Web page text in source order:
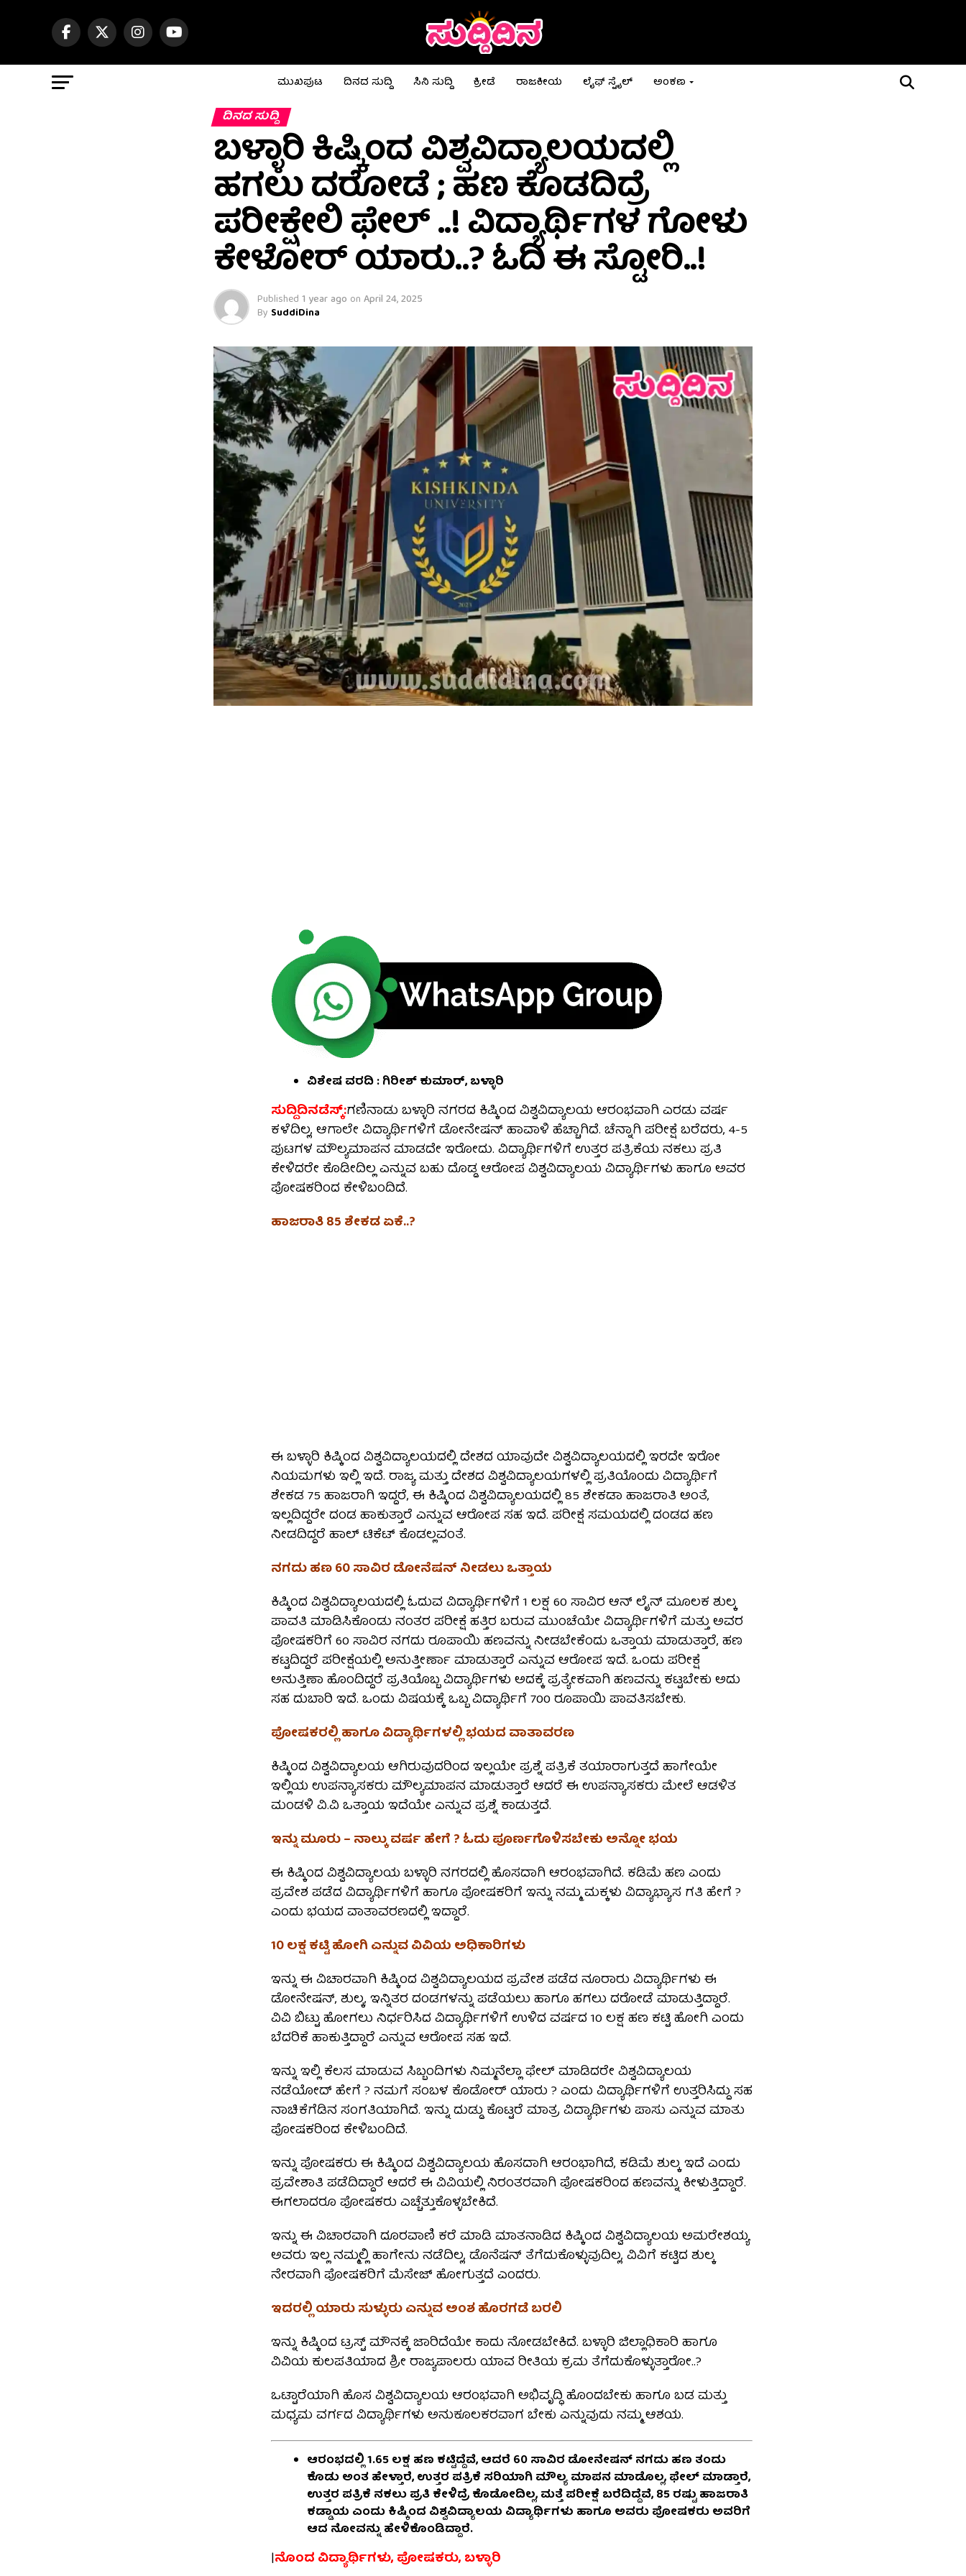
ಮುಖಪುಟ ದಿನದ ಸುದ್ದಿ ಸಿನಿ ಸುದ್ದಿ ಕ್ರೀಡೆ ರಾಜಕೀಯ ಲೈಫ್ ಸ್ಟೈಲ್ ಅಂಕಣ
ದಿನದ ಸುದ್ದಿ
ಬಳ್ಳಾರಿ ಕಿಷ್ಕಿಂದ ವಿಶ್ವವಿದ್ಯಾಲಯದಲ್ಲಿ
ಹಗಲು ದರೋಡೆ ; ಹಣ ಕೊಡದಿದ್ರೆ
ಪರೀಕ್ಷೇಲಿ ಫೇಲ್ ..! ವಿದ್ಯಾರ್ಥಿಗಳ ಗೋಳು
ಕೇಳೋರ್ ಯಾರು..? ಓದಿ ಈ ಸ್ಟೋರಿ..!
Published 1 year ago on April 24, 2025
By SuddiDina
ವಿಶೇಷ ವರದಿ : ಗಿರೀಶ್ ಕುಮಾರ್, ಬಳ್ಳಾರಿ
ಸುದ್ದಿದಿನಡೆಸ್ಕ್:ಗಣಿನಾಡು ಬಳ್ಳಾರಿ ನಗರದ ಕಿಷ್ಕಿಂದ ವಿಶ್ವವಿದ್ಯಾಲಯ ಆರಂಭವಾಗಿ ಎರಡು ವರ್ಷ
ಕಳೆದಿಲ್ಲ, ಆಗಾಲೇ ವಿದ್ಯಾರ್ಥಿಗಳಿಗೆ ಡೋನೇಷನ್ ಹಾವಾಳಿ ಹೆಚ್ಚಾಗಿದೆ. ಚೆನ್ನಾಗಿ ಪರೀಕ್ಷೆ ಬರೆದರು, 4-5
ಪುಟಗಳ ಮೌಲ್ಯಮಾಪನ ಮಾಡದೇ ಇರೋದು. ವಿದ್ಯಾರ್ಥಿಗಳಿಗೆ ಉತ್ತರ ಪತ್ರಿಕೆಯ ನಕಲು ಪ್ರತಿ
ಕೇಳಿದರೇ ಕೊಡೀದಿಲ್ಲ ಎನ್ನುವ ಬಹು ದೊಡ್ಡ ಆರೋಪ ವಿಶ್ವವಿದ್ಯಾಲಯ ವಿದ್ಯಾರ್ಥಿಗಳು ಹಾಗೂ ಅವರ
ಪೋಷಕರಿಂದ ಕೇಳಿಬಂದಿದೆ.
ಹಾಜರಾತಿ 85 ಶೇಕಡ ಏಕೆ..?
ಈ ಬಳ್ಳಾರಿ ಕಿಷ್ಕಿಂದ ವಿಶ್ವವಿದ್ಯಾಲಯದಲ್ಲಿ ದೇಶದ ಯಾವುದೇ ವಿಶ್ವವಿದ್ಯಾಲಯದಲ್ಲಿ ಇರದೇ ಇರೋ
ನಿಯಮಗಳು ಇಲ್ಲಿ ಇದೆ. ರಾಜ್ಯ ಮತ್ತು ದೇಶದ ವಿಶ್ವವಿದ್ಯಾಲಯಗಳಲ್ಲಿ ಪ್ರತಿಯೊಂದು ವಿದ್ಯಾರ್ಥಿಗೆ
ಶೇಕಡ 75 ಹಾಜರಾಗಿ ಇದ್ದರೆ, ಈ ಕಿಷ್ಕಿಂದ ವಿಶ್ವವಿದ್ಯಾಲಯದಲ್ಲಿ 85 ಶೇಕಡಾ ಹಾಜರಾತಿ ಅಂತೆ,
ಇಲ್ಲದಿದ್ದರೇ ದಂಡ ಹಾಕುತ್ತಾರೆ ಎನ್ನುವ ಆರೋಪ ಸಹ ಇದೆ. ಪರೀಕ್ಷೆ ಸಮಯದಲ್ಲಿ ದಂಡದ ಹಣ
ನೀಡದಿದ್ದರೆ ಹಾಲ್ ಟಿಕೆಟ್ ಕೊಡಲ್ಲವಂತೆ.
ನಗದು ಹಣ 60 ಸಾವಿರ ಡೋನೆಷನ್ ನೀಡಲು ಒತ್ತಾಯ
ಕಿಷ್ಕಿಂದ ವಿಶ್ವವಿದ್ಯಾಲಯದಲ್ಲಿ ಓದುವ ವಿದ್ಯಾರ್ಥಿಗಳಿಗೆ 1 ಲಕ್ಷ 60 ಸಾವಿರ ಆನ್ ಲೈನ್ ಮೂಲಕ ಶುಲ್ಕ
ಪಾವತಿ ಮಾಡಿಸಿಕೊಂಡು ನಂತರ ಪರೀಕ್ಷೆ ಹತ್ತಿರ ಬರುವ ಮುಂಚೆಯೇ ವಿದ್ಯಾರ್ಥಿಗಳಿಗೆ ಮತ್ತು ಅವರ
ಪೋಷಕರಿಗೆ 60 ಸಾವಿರ ನಗದು ರೂಪಾಯಿ ಹಣವನ್ನು ನೀಡಬೇಕೆಂದು ಒತ್ತಾಯ ಮಾಡುತ್ತಾರೆ, ಹಣ
ಕಟ್ಟದಿದ್ದರೆ ಪರೀಕ್ಷೆಯಲ್ಲಿ ಅನುತ್ತೀರ್ಣಾ ಮಾಡುತ್ತಾರೆ ಎನ್ನುವ ಆರೋಪ ಇದೆ. ಒಂದು ಪರೀಕ್ಷೆ
ಅನುತ್ತಿಣಾ ಹೊಂದಿದ್ದರೆ ಪ್ರತಿಯೊಬ್ಬ ವಿದ್ಯಾರ್ಥಿಗಳು ಅದಕ್ಕೆ ಪ್ರತ್ಯೇಕವಾಗಿ ಹಣವನ್ನು ಕಟ್ಟಬೇಕು ಅದು
ಸಹ ದುಬಾರಿ ಇದೆ. ಒಂದು ವಿಷಯಕ್ಕೆ ಒಬ್ಬ ವಿದ್ಯಾರ್ಥಿಗೆ 700 ರೂಪಾಯಿ ಪಾವತಿಸಬೇಕು.
ಪೋಷಕರಲ್ಲಿ ಹಾಗೂ ವಿದ್ಯಾರ್ಥಿಗಳಲ್ಲಿ ಭಯದ ವಾತಾವರಣ
ಕಿಷ್ಕಿಂದ ವಿಶ್ವವಿದ್ಯಾಲಯ ಆಗಿರುವುದರಿಂದ ಇಲ್ಲಯೇ ಪ್ರಶ್ನೆ ಪತ್ರಿಕೆ ತಯಾರಾಗುತ್ತದೆ ಹಾಗೇಯೇ
ಇಲ್ಲಿಯ ಉಪನ್ಯಾಸಕರು ಮೌಲ್ಯಮಾಪನ ಮಾಡುತ್ತಾರೆ ಆದರೆ ಈ ಉಪನ್ಯಾಸಕರು ಮೇಲೆ ಆಡಳಿತ
ಮಂಡಳಿ ವಿ.ವಿ ಒತ್ತಾಯ ಇದೆಯೇ ಎನ್ನುವ ಪ್ರಶ್ನೆ ಕಾಡುತ್ತದೆ.
ಇನ್ನು ಮೂರು – ನಾಲ್ಕು ವರ್ಷ ಹೇಗೆ ? ಓದು ಪೂರ್ಣಗೊಳಿಸಬೇಕು ಅನ್ನೋ ಭಯ
ಈ ಕಿಷ್ಕಿಂದ ವಿಶ್ವವಿದ್ಯಾಲಯ ಬಳ್ಳಾರಿ ನಗರದಲ್ಲಿ ಹೊಸದಾಗಿ ಆರಂಭವಾಗಿದೆ. ಕಡಿಮೆ ಹಣ ಎಂದು
ಪ್ರವೇಶ ಪಡೆದ ವಿದ್ಯಾರ್ಥಿಗಳಿಗೆ ಹಾಗೂ ಪೋಷಕರಿಗೆ ಇನ್ನು ನಮ್ಮ ಮಕ್ಕಳು ವಿದ್ಯಾಭ್ಯಾಸ ಗತಿ ಹೇಗೆ ?
ಎಂದು ಭಯದ ವಾತಾವರಣದಲ್ಲಿ‌ ಇದ್ದಾರೆ.
10 ಲಕ್ಷ ಕಟ್ಟಿ ಹೋಗಿ ಎನ್ನುವ ವಿವಿಯ ಅಧಿಕಾರಿಗಳು
ಇನ್ನು ಈ ವಿಚಾರವಾಗಿ ಕಿಷ್ಕಿಂದ ವಿಶ್ವವಿದ್ಯಾಲಯದ ಪ್ರವೇಶ ಪಡೆದ ನೂರಾರು ವಿದ್ಯಾರ್ಥಿಗಳು ಈ
ಡೋನೇಷನ್, ಶುಲ್ಕ, ಇನ್ನಿತರ ದಂಡಗಳನ್ನು ಪಡೆಯಲು ಹಾಗೂ ಹಗಲು ದರೋಡೆ ಮಾಡುತ್ತಿದ್ದಾರೆ.
ವಿವಿ ಬಿಟ್ಟು ಹೋಗಲು ನಿರ್ಧರಿಸಿದ ವಿದ್ಯಾರ್ಥಿಗಳಿಗೆ ಉಳಿದ ವರ್ಷದ 10 ಲಕ್ಷ ಹಣ ಕಟ್ಟಿ ಹೋಗಿ ಎಂದು
ಬೆದರಿಕೆ ಹಾಕುತ್ತಿದ್ದಾರೆ ಎನ್ನುವ ಆರೋಪ ಸಹ ಇದೆ.
ಇನ್ನು ಇಲ್ಲಿ ಕೆಲಸ ಮಾಡುವ ಸಿಬ್ಬಂದಿಗಳು ನಿಮ್ಮನೆಲ್ಲಾ ಫೇಲ್ ಮಾಡಿದರೇ ವಿಶ್ವವಿದ್ಯಾಲಯ
ನಡೆಯೋದ್ ಹೇಗೆ ? ನಮಗೆ ಸಂಬಳ ಕೊಡೋರ್ ಯಾರು ? ಎಂದು ವಿದ್ಯಾರ್ಥಿಗಳಿಗೆ ಉತ್ತರಿಸಿದ್ದು ಸಹ
ನಾಚಿಕೆಗೆಡಿನ ಸಂಗತಿಯಾಗಿದೆ. ಇನ್ನು ದುಡ್ಡು ಕೊಟ್ಟರೆ ಮಾತ್ರ ವಿದ್ಯಾರ್ಥಿಗಳು ಪಾಸು ಎನ್ನುವ ಮಾತು
ಪೋಷಕರಿಂದ ಕೇಳಿಬಂದಿದೆ.
ಇನ್ನು ಪೋಷಕರು ಈ ಕಿಷ್ಕಿಂದ ವಿಶ್ವವಿದ್ಯಾಲಯ ಹೊಸದಾಗಿ ಆರಂಭಾಗಿದೆ, ಕಡಿಮೆ ಶುಲ್ಕ ಇದೆ ಎಂದು
ಪ್ರವೇಶಾತಿ ಪಡೆದಿದ್ದಾರೆ ಆದರೆ ಈ ವಿವಿಯಲ್ಲಿ ನಿರಂತರವಾಗಿ ಪೋಷಕರಿಂದ ಹಣವನ್ನು ಕೀಳುತ್ತಿದ್ದಾರೆ.
ಈಗಲಾದರೂ ಪೋಷಕರು ಎಚ್ಚೆತ್ತುಕೊಳ್ಳಬೇಕಿದೆ.
ಇನ್ನು ಈ ವಿಚಾರವಾಗಿ ದೂರವಾಣಿ ಕರೆ ಮಾಡಿ ಮಾತನಾಡಿದ ಕಿಷ್ಕಿಂದ ವಿಶ್ವವಿದ್ಯಾಲಯ ಅಮರೇಶಯ್ಯ
ಅವರು ಇಲ್ಲ ನಮ್ಮಲ್ಲಿ ಹಾಗೇನು ನಡೆದಿಲ್ಲ, ಡೊನೆಷನ್ ತೆಗೆದುಕೊಳ್ಳುವುದಿಲ್ಲ, ವಿವಿಗೆ ಕಟ್ಟಿದ ಶುಲ್ಕ
ನೇರವಾಗಿ ಪೋಷಕರಿಗೆ ಮೆಸೇಜ್ ಹೋಗುತ್ತದೆ ಎಂದರು.
ಇದರಲ್ಲಿ ಯಾರು ಸುಳ್ಳುರು ಎನ್ನುವ ಅಂಶ ಹೊರಗಡೆ ಬರಲಿ
ಇನ್ನು ಕಿಷ್ಕಿಂದ ಟ್ರಸ್ಟ್ ಮೌನಕ್ಕೆ ಜಾರಿದೆಯೇ ಕಾದು ನೋಡಬೇಕಿದೆ. ಬಳ್ಳಾರಿ ಜಿಲ್ಲಾಧಿಕಾರಿ ಹಾಗೂ
ವಿವಿಯ ಕುಲಪತಿಯಾದ ಶ್ರೀ ರಾಜ್ಯಪಾಲರು ಯಾವ ರೀತಿಯ ಕ್ರಮ ತೆಗೆದುಕೊಳ್ಳುತ್ತಾರೋ..?
ಒಟ್ಟಾರೆಯಾಗಿ ಹೊಸ ವಿಶ್ವವಿದ್ಯಾಲಯ ಆರಂಭವಾಗಿ ಅಭಿವೃದ್ಧಿ ಹೊಂದಬೇಕು ಹಾಗೂ ಬಡ ಮತ್ತು
ಮಧ್ಯಮ ವರ್ಗದ ವಿದ್ಯಾರ್ಥಿಗಳು ಅನುಕೂಲಕರವಾಗ ಬೇಕು ಎನ್ನುವುದು ನಮ್ಮ ಆಶಯ.
ಆರಂಭದಲ್ಲಿ 1.65 ಲಕ್ಷ ಹಣ ಕಟ್ಟಿದ್ದೆವೆ, ಆದರೆ 60 ಸಾವಿರ ಡೋನೇಷನ್ ನಗದು ಹಣ ತಂದು
ಕೊಡು ಅಂತ ಹೇಳ್ತಾರೆ, ಉತ್ತರ ಪತ್ರಿಕೆ ಸರಿಯಾಗಿ ಮೌಲ್ಯ ಮಾಪನ ಮಾಡೊಲ್ಲ, ಫೇಲ್ ಮಾಡ್ತಾರೆ,
ಉತ್ತರ ಪತ್ರಿಕೆ ನಕಲು ಪ್ರತಿ ಕೇಳಿದ್ರೆ ಕೊಡೋದಿಲ್ಲ, ಮತ್ತೆ ಪರೀಕ್ಷೆ ಬರೆದಿದ್ದೆವೆ, 85 ರಷ್ಟು ಹಾಜರಾತಿ
ಕಡ್ಡಾಯ ಎಂದು ಕಿಷ್ಕಿಂದ ವಿಶ್ವವಿದ್ಯಾಲಯ ವಿದ್ಯಾರ್ಥಿಗಳು ಹಾಗೂ ಅವರು ಪೋಷಕರು ಅವರಿಗೆ
ಆದ ನೋವನ್ನು ಹೇಳಿಕೊಂಡಿದ್ದಾರೆ.
|ನೊಂದ ವಿದ್ಯಾರ್ಥಿಗಳು, ಪೋಷಕರು, ಬಳ್ಳಾರಿ